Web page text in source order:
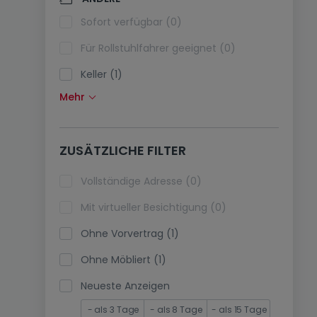
Klimaanlagen (0)
Glasfaser (0)
Sofort verfügbar (0)
Für Rollstuhlfahrer geeignet (0)
Keller (1)
Dachboden (0)
Fahrstuhl (0)
immobilienleibrente (0)
Ferienimmobilien (0)
Mehr
ZUSÄTZLICHE FILTER
Vollständige Adresse (0)
Mit virtueller Besichtigung (0)
Ohne Vorvertrag (1)
Ohne Möbliert (1)
Neueste Anzeigen
- als 3 Tage - als 8 Tage - als 15 Tage